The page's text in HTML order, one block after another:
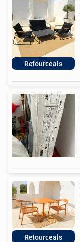
Retourdeals
Retourdeals